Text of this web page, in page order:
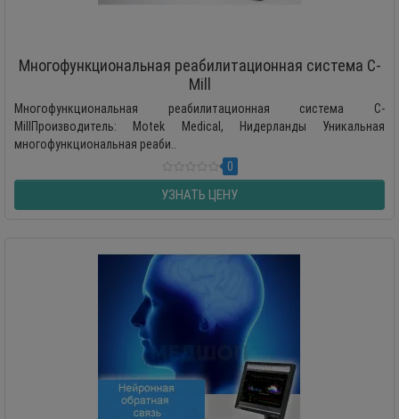
Многофункциональная реабилитационная система C-
Mill
Многофункциональная реабилитационная система C-
MillПроизводитель: Motek Medical, Нидерланды Уникальная
многофункциональная реаби..
0
УЗНАТЬ ЦЕНУ